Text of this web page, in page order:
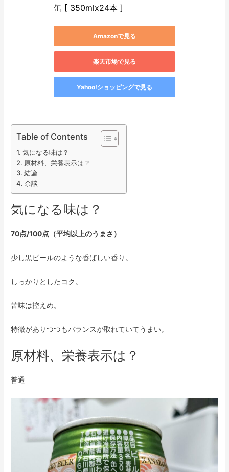
缶 [ 350mlx24本 ]
Amazonで見る
楽天市場で見る
Yahoo!ショッピングで見る
Table of Contents
気になる味は？
原材料、栄養表示は？
結論
余談
気になる味は？
70点/100点（平均以上のうまさ）
少し黒ビールのような香ばしい香り。
しっかりとしたコク。
苦味は控えめ。
特徴がありつつもバランスが取れていてうまい。
原材料、栄養表示は？
普通